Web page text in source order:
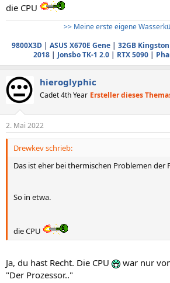
die CPU
>> Meine erste eigene
9800X3D| ASUS X670E Gene| 32GB Kingston
2018| Jonsbo TK-1 2.0| RTX 5090|
hieroglyphic
Cadet 4th Year Ersteller dieses
2. Mai 2022
Drewkev schrieb:
Das ist eher bei thermischen Problemen der
So in etwa.
die CPU
Ja, du hast Recht. Die CPU
war nur
"Der Prozessor.."